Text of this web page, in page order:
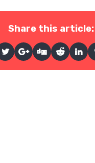
Share this article: